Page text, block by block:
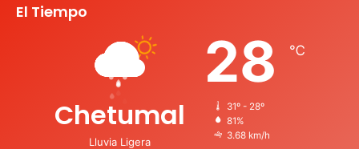
El Tiempo
Chetumal
Lluvia Ligera
28 ℃
31º - 28º
81%
3.68 km/h